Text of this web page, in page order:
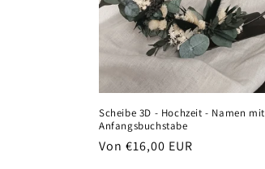
Scheibe 3D - Hochzeit - Namen mit
Anfangsbuchstabe
Normaler
Von €16,00 EUR